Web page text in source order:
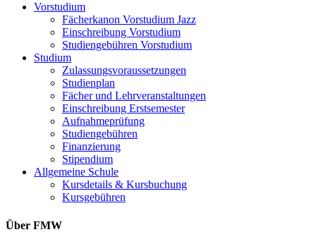
Vorstudium
Fächerkanon Vorstudium Jazz
Einschreibung Vorstudium
Studiengebühren Vorstudium
Studium
Zulassungsvoraussetzungen
Studienplan
Fächer und Lehrveranstaltungen
Einschreibung Erstsemester
Aufnahmeprüfung
Studiengebühren
Finanzierung
Stipendium
Allgemeine Schule
Kursdetails & Kursbuchung
Kursgebühren
Über FMW